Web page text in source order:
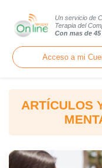
Un servicio de
Terapia del
Con mas de
Acceso a mi
ARTÍCULOS